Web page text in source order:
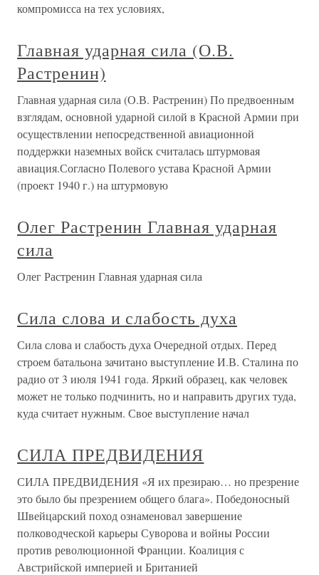
компромисса на тех условиях,
Главная ударная сила (О.В.
Растренин)
Главная ударная сила (О.В. Растренин) По предвоенным
взглядам, основной ударной силой в Красной Армии при
осуществлении непосредственной авиационной
поддержки наземных войск считалась штурмовая
авиация.Согласно Полевого устава Красной Армии
(проект 1940 г.) на штурмовую
Олег Растренин Главная ударная
сила
Олег Растренин Главная ударная сила
Сила слова и слабость духа
Сила слова и слабость духа Очередной отдых. Перед
строем батальона зачитано выступление И.В. Сталина по
радио от 3 июля 1941 года. Яркий образец, как человек
может не только подчинить, но и направить других туда,
куда считает нужным. Свое выступление начал
СИЛА ПРЕДВИДЕНИЯ
СИЛА ПРЕДВИДЕНИЯ «Я их презираю… но презрение
это было бы презрением общего блага». Победоносный
Швейцарский поход ознаменовал завершение
полководческой карьеры Суворова и войны России
против революционной Франции. Коалиция с
Австрийской империей и Британией